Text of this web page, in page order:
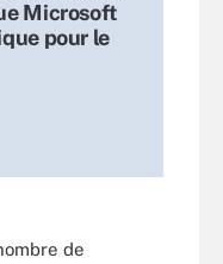
Microsoft
pour le
de